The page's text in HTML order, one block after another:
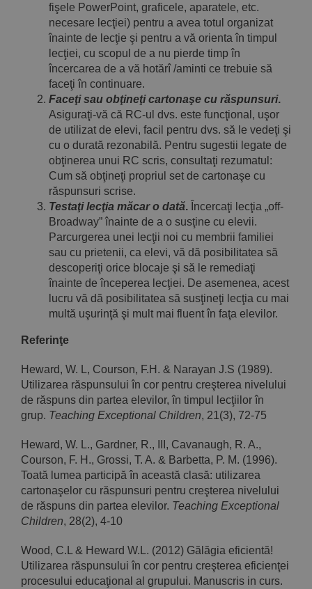
fişele PowerPoint, graficele, aparatele, etc.
necesare lecţiei) pentru a avea totul organizat
înainte de lecţie şi pentru a vă orienta în timpul
lecţiei, cu scopul de a nu pierde timp în
încercarea de a vă hotărî /aminti ce trebuie să
faceţi în continuare.
Faceţi sau obţineţi cartonaşe cu răspunsuri.
Asiguraţi-vă că RC-ul dvs. este funcţional, uşor
de utilizat de elevi, facil pentru dvs. să le vedeţi şi
cu o durată rezonabilă. Pentru sugestii legate de
obţinerea unui RC scris, consultaţi rezumatul:
Cum să obţineţi propriul set de cartonaşe cu
răspunsuri scrise.
Testaţi lecţia măcar o dată. Încercaţi lecţia „off-
Broadway” înainte de a o susţine cu elevii.
Parcurgerea unei lecţii noi cu membrii familiei
sau cu prietenii, ca elevi, vă dă posibilitatea să
descoperiţi orice blocaje şi să le remediaţi
înainte de începerea lecţiei. De asemenea, acest
lucru vă dă posibilitatea să susţineţi lecţia cu mai
multă uşurinţă şi mult mai fluent în faţa elevilor.
Referinţe
Heward, W. L, Courson, F.H. & Narayan J.S (1989).
Utilizarea răspunsului în cor pentru creşterea nivelului
de răspuns din partea elevilor, în timpul lecţiilor în
grup. Teaching Exceptional Children, 21(3), 72-75
Heward, W. L., Gardner, R., III, Cavanaugh, R. A.,
Courson, F. H., Grossi, T. A. & Barbetta, P. M. (1996).
Toată lumea participă în această clasă: utilizarea
cartonaşelor cu răspunsuri pentru creşterea nivelului
de răspuns din partea elevilor. Teaching Exceptional
Children, 28(2), 4-10
Wood, C.L & Heward W.L. (2012) Gălăgia eficientă!
Utilizarea răspunsului în cor pentru creşterea eficienţei
procesului educaţional al grupului. Manuscris in curs.